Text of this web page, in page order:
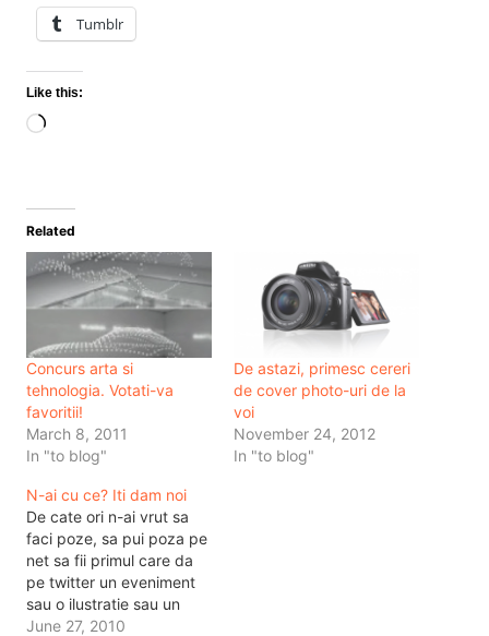
Tumblr
Like this:
Loading…
Related
Concurs arta si
tehnologia. Votati-va
favoritii!
March 8, 2011
In "to blog"
De astazi, primesc cereri
de cover photo-uri de la
voi
November 24, 2012
In "to blog"
N-ai cu ce? Iti dam noi
De cate ori n-ai vrut sa
faci poze, sa pui poza pe
net sa fii primul care da
pe twitter un eveniment
sau o ilustratie sau un
peisaj? Si de cate ori te-ai
June 27, 2010